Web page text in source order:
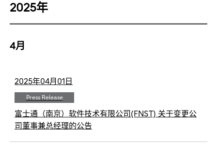
2025年
4月
2025年04月01日
Press Release
富士通（南京）软件技术有限公司(FNST) 关于变更公
司董事兼总经理的公告